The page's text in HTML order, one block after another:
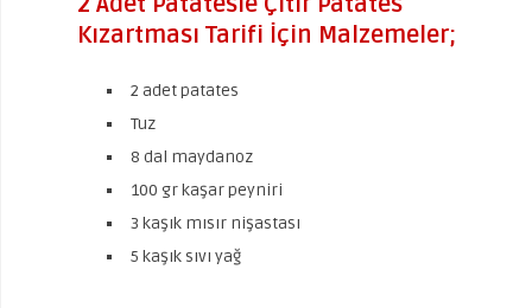
Kızartması Tarifi İçin Malzemeler;
2 adet patates
Tuz
8 dal maydanoz
100 gr kaşar peyniri
3 kaşık mısır nişastası
5 kaşık sıvı yağ